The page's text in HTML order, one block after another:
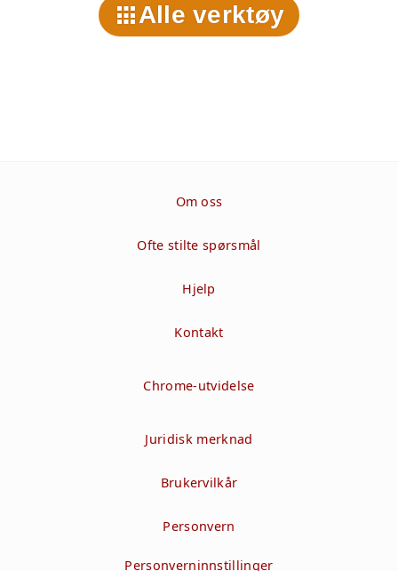
Alle verktøy
Om oss
Ofte stilte spørsmål
Hjelp
Kontakt
Chrome-utvidelse
Juridisk merknad
Brukervilkår
Personvern
Personverninnstillinger